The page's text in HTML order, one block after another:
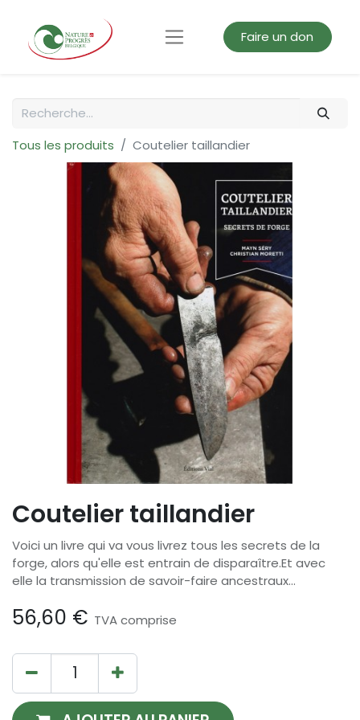
Faire un don
Tous les produits Coutelier taillandier
Coutelier taillandier
Voici un livre qui va vous livrez tous les secrets de la
forge, alors qu'elle est entrain de disparaître.Et avec
elle la transmission de savoir-faire ancestraux...
56,60 € TVA comprise